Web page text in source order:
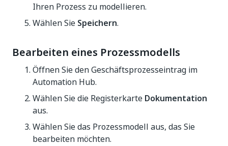
Ihren Prozess zu modellieren.
Wählen Sie Speichern.
Bearbeiten eines Prozessmodells
Öffnen Sie den Geschäftsprozesseintrag im
Automation Hub.
Wählen Sie die Registerkarte Dokumentation
aus.
Wählen Sie das Prozessmodell aus, das Sie
bearbeiten möchten.